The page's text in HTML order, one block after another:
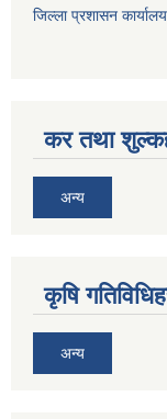
जिल्ला प्रशासन
कर तथा
अन्य
कृषि
अन्य